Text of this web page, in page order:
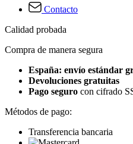
Contacto
Calidad probada
Compra de manera segura
España: envío estándar
Devoluciones gratuitas
Pago seguro con cifrado
Métodos de pago:
Transferencia bancaria